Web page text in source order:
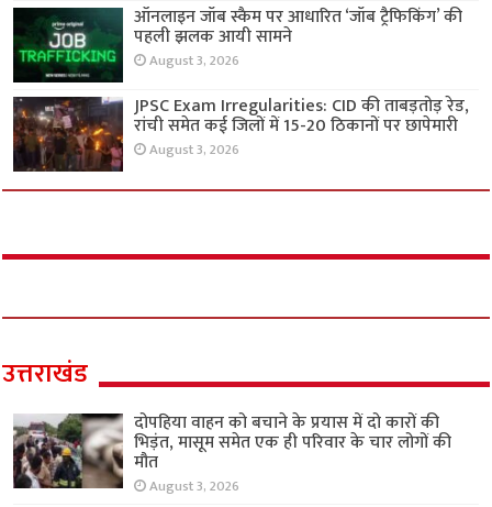
ऑनलाइन जॉब स्कैम पर आधारित ‘जॉब ट्रैफिकिंग’ की
पहली झलक आयी सामने
August 3, 2026
JPSC Exam Irregularities: CID की ताबड़तोड़ रेड,
रांची समेत कई जिलों में 15-20 ठिकानों पर छापेमारी
August 3, 2026
उत्तराखंड
दोपहिया वाहन को बचाने के प्रयास में दो कारों की
भिड़ंत, मासूम समेत एक ही परिवार के चार लोगों की
मौत
August 3, 2026